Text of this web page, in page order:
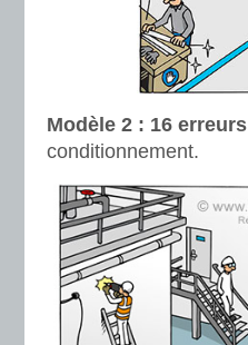
Modèle 2 : 16 erreurs
conditionnement.